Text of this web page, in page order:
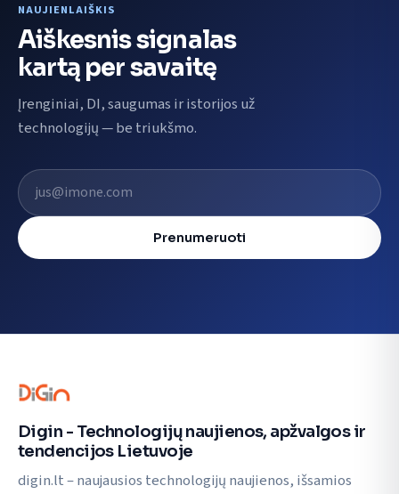
NAUJIENLAIŠKIS
Aiškesnis signalas
kartą per savaitę
Įrenginiai, DI, saugumas ir istorijos už
technologijų — be triukšmo.
El. pašto adresas
Prenumeruoti
Digin - Technologijų naujienos, apžvalgos ir
tendencijos Lietuvoje
digin.lt – naujausios technologijų naujienos, išsamios